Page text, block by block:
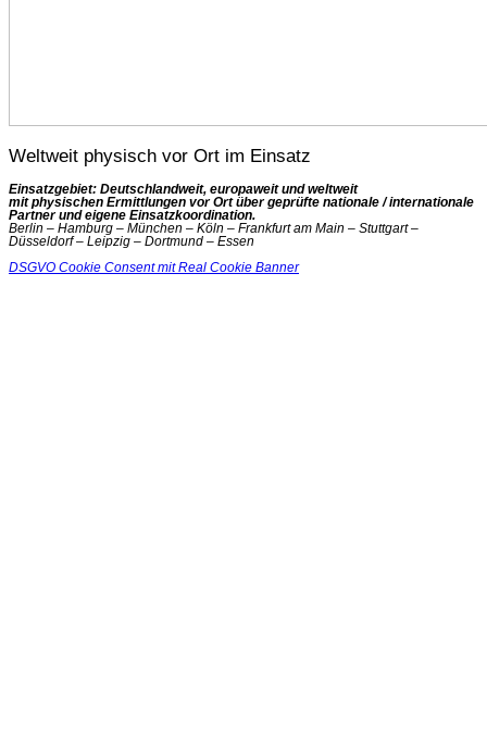
Weltweit physisch vor Ort im Einsatz
Einsatzgebiet: Deutschlandweit, europaweit und weltweit
mit physischen Ermittlungen vor Ort über geprüfte nationale / internationale
Partner und eigene Einsatzkoordination.
Berlin – Hamburg – München – Köln – Frankfurt am Main – Stuttgart –
Düsseldorf – Leipzig – Dortmund – Essen
DSGVO Cookie Consent mit Real Cookie Banner